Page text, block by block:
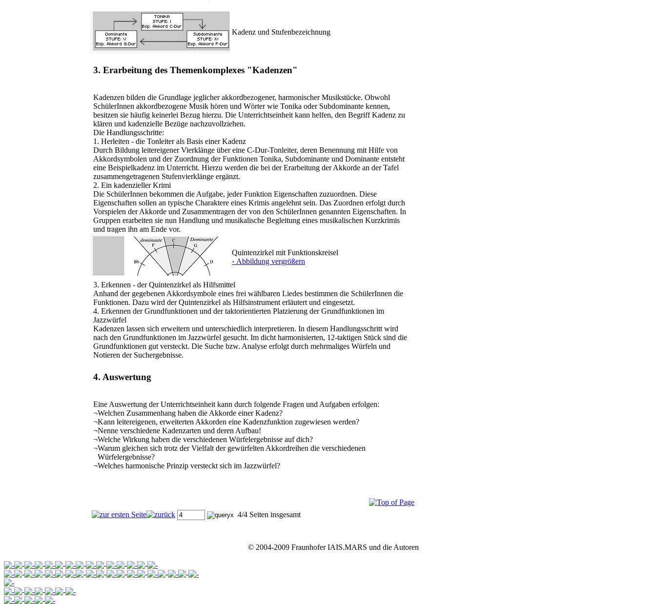
Kadenz und Stufenbezeichnung
3. Erarbeitung des Themenkomplexes "Kadenzen"
Kadenzen bilden die Grundlage jeglicher akkordbezogener, harmonischer Musikstücke. Obwohl
SchülerInnen akkordbezogene Musik hören und Wörter wie Tonika oder Subdominante kennen,
besitzen sie häufig keinerlei Bezug hierzu. Die Unterrichtseinheit kann helfen, den Begriff Kadenz zu
klären und kadenzielle Bezüge nachzuvollziehen.
Die Handlungsschritte:
1. Herleiten - die Tonleiter als Basis einer Kadenz
Durch Bildung leitereigener Vierklänge über eine C-Dur-Tonleiter, deren Benennung mit Hilfe von
Akkordsymbolen und der Zuordnung der Funktionen Tonika, Subdominante und Dominante entsteht
eine Beispielkadenz im Unterricht. Hierzu werden die bei der Erarbeitung der Akkorde an der Tafel
zusammengetragenen Stufenvierklänge ergänzt.
2. Ein kadenzieller Krimi
Die SchülerInnen bekommen die Aufgabe, jeder Funktion Eigenschaften zuzuordnen. Diese
Eigenschaften sollen an typische Charaktere eines Krimis angelehnt sein. Das Zuordnen erfolgt durch
Vorspielen der Akkorde und Zusammentragen der von den SchülerInnen genannten Eigenschaften. In
Gruppen erarbeiten sie nun Handlung und musikalische Begleitung eines musikalischen Kurzkrimis
und tragen ihn am Ende vor.
Quintenzirkel mit Funktionskreisel
› Abbildung vergrößern
3. Erkennen - der Quintenzirkel als Hilfsmittel
Anhand der gegebenen Akkordsymbole eines frei wählbaren Liedes bestimmen die SchülerInnen die
Funktionen. Dazu wird der Quintenzirkel als Hilfsinstrument erläutert und eingesetzt.
4. Erkennen der Grundfunktionen und der taktorientierten Platzierung der Grundfunktionen im
Jazzwürfel
Kadenzen lassen sich erweitern und unterschiedlich interpretieren. In diesem Handlungsschritt wird
nach den Grundfunktionen im Jazzwürfel gesucht. Im dicht harmonisierten, 12-taktigen Stück sind die
Grundfunktionen gut versteckt. Die Suche bzw. Analyse erfolgt durch mehrmaliges Würfeln und
Notieren der Suchergebnisse.
4. Auswertung
Eine Auswertung der Unterrichtseinheit kann durch folgende Fragen und Aufgaben erfolgen:
¬Welchen Zusammenhang haben die Akkorde einer Kadenz?
¬Kann leitereigenen, erweiterten Akkorden eine Kadenzfunktion zugewiesen werden?
¬Nenne verschiedene Kadenzarten und deren Aufbau!
¬Welche Wirkung haben die verschiedenen Würfelergebnisse auf dich?
¬Warum gleichen sich trotz der Vielfalt der gewürfelten Akkordreihen die verschiedenen
Würfelergebnisse?
¬Welches harmonische Prinzip versteckt sich im Jazzwürfel?
4/4 Seiten insgesamt
© 2004-2009 Fraunhofer IAIS.MARS und die Autoren